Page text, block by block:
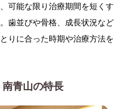
可能な限り治療期間を短くす
歯並びや骨格、成長状況など
りに合った時期や治療方法を
青山の特長